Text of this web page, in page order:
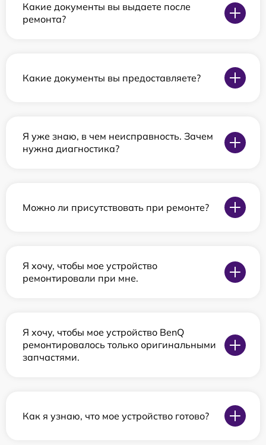
Какие документы вы выдаете после
ремонта?
Какие документы вы предоставляете?
Я уже знаю, в чем неисправность. Зачем
нужна диагностика?
Можно ли присутствовать при ремонте?
Я хочу, чтобы мое устройство
ремонтировали при мне.
Я хочу, чтобы мое устройство BenQ
ремонтировалось только оригинальными
запчастями.
Как я узнаю, что мое устройство готово?